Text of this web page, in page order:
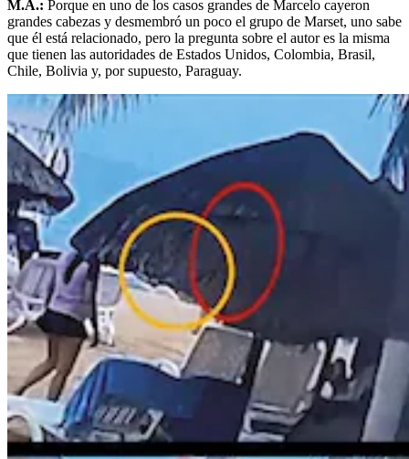
M.A.: Porque en uno de los casos grandes de Marcelo cayeron
grandes cabezas y desmembró un poco el grupo de Marset, uno sabe
que él está relacionado, pero la pregunta sobre el autor es la misma
que tienen las autoridades de Estados Unidos, Colombia, Brasil,
Chile, Bolivia y, por supuesto, Paraguay.